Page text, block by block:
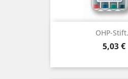
OHP-
Preis
5,03 €